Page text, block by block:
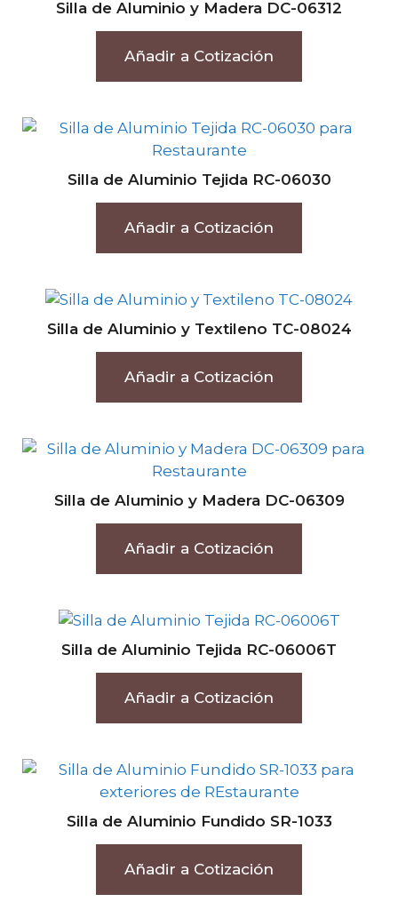
Silla de Aluminio y Madera DC-06312
Añadir a Cotización
Silla de Aluminio Tejida RC-06030
Añadir a Cotización
Silla de Aluminio y Textileno TC-08024
Añadir a Cotización
Silla de Aluminio y Madera DC-06309
Añadir a Cotización
Silla de Aluminio Tejida RC-06006T
Añadir a Cotización
Silla de Aluminio Fundido SR-1033
Añadir a Cotización